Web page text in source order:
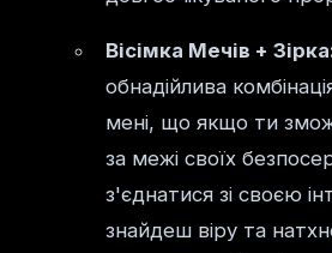
Вісімка Мечів +
обнадійлива
мені, що якщо ти
за межі своїх
з'єднатися зі своєю
знайдеш віру та